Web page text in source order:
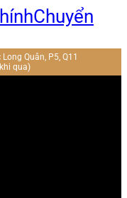
Chuyển
Quân, P5, Q11
qua)